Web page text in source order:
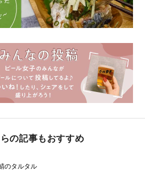
の記事もおすすめ
のタルタル